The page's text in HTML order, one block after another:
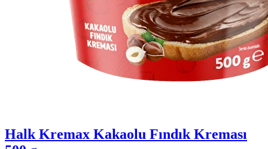
Halk Kremax Kakaolu Fındık Kreması